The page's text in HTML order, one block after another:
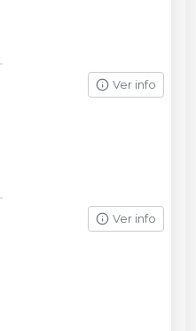
Ver info
Ver info